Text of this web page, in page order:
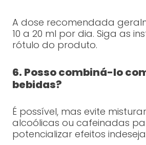
A dose recomendada
10 a 20 ml por dia. Siga as
rótulo do produto.
6. Posso combiná-lo
bebidas?
É possível, mas evite
alcoólicas ou cafeinadas
potencializar efeitos